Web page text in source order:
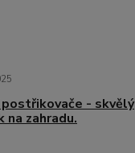
postřikovače - skvělý
na zahradu.